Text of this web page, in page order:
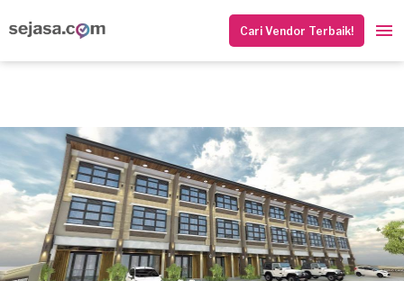
Cari Vendor Terbaik!